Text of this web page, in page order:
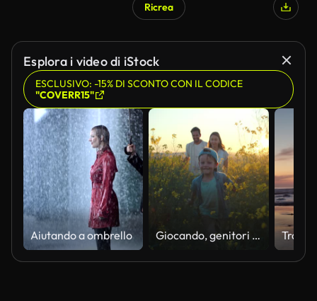
Ricrea
Esplora i video di iStock
ESCLUSIVO: -15% DI SCONTO CON IL CODICE
"COVERR15"
Aiutando a ombrello Giocando, genitori e bambino in campo di fiori in campagna con cielo al tramonto, libertà o legame. Avventura in famiglia in fattoria con mamma, papà e ragazzo felici camminano nella natura insieme con sorriso, amore e divertimento.